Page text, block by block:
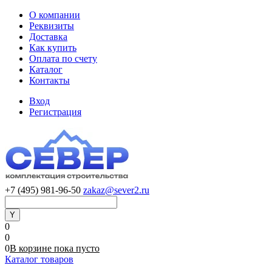
О компании
Реквизиты
Доставка
Как купить
Оплата по счету
Каталог
Контакты
Вход
Регистрация
+7 (495) 981-96-50 zakaz@sever2.ru
0
0
0В корзине пока пусто
Каталог товаров